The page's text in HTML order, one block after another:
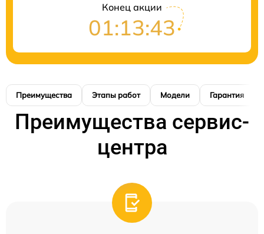
Конец акции
01:13:42
Преимущества Этапы работ Модели Гарантия
Преимущества сервис-
центра